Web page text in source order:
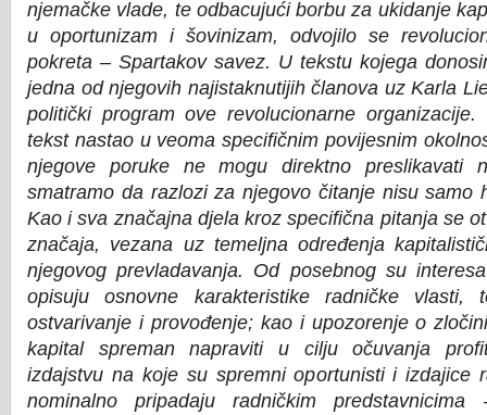
njemačke vlade, te odbacujući borbu za ukidanje
u oportunizam i šovinizam, odvojilo se
pokreta – Spartakov savez. U tekstu kojega
jedna od njegovih najistaknutijih članova uz Karla
politički program ove revolucionarne
tekst nastao u veoma specifičnim povijesnim
njegove poruke ne mogu direktno preslikavati
smatramo da razlozi za njegovo čitanje nisu samo
Kao i sva značajna djela kroz specifična pitanja se
značaja, vezana uz temeljna određenja
njegovog prevladavanja. Od posebnog su
opisuju osnovne karakteristike radničke
ostvarivanje i provođenje; kao i upozorenje o
kapital spreman napraviti u cilju očuvanja
izdajstvu na koje su spremni oportunisti i izdajice
nominalno pripadaju radničkim